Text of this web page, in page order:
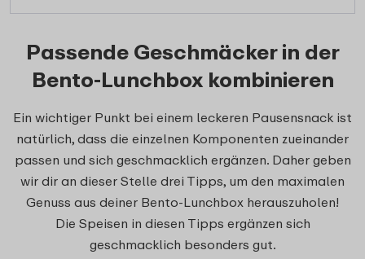
Passende Geschmäcker in der
Bento-Lunchbox kombinieren
Ein wichtiger Punkt bei einem leckeren Pausensnack ist
natürlich, dass die einzelnen Komponenten zueinander
passen und sich geschmacklich ergänzen. Daher geben
wir dir an dieser Stelle drei Tipps, um den maximalen
Genuss aus deiner Bento-Lunchbox herauszuholen!
Die Speisen in diesen Tipps ergänzen sich
geschmacklich besonders gut.